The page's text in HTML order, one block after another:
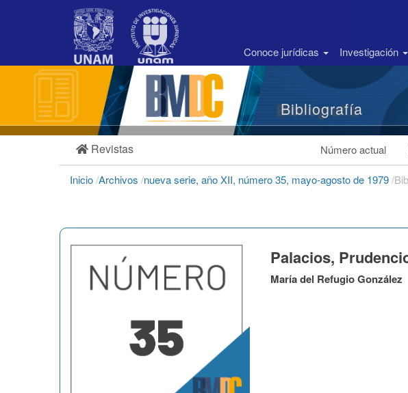
Barra
Conoce jurídicas Investigación
Bibliografía
Revistas Número actual
Inicio/Archivos /nueva serie, año XII, número 35, mayo-agosto de 1979/
Palacios,
María del Refugio González